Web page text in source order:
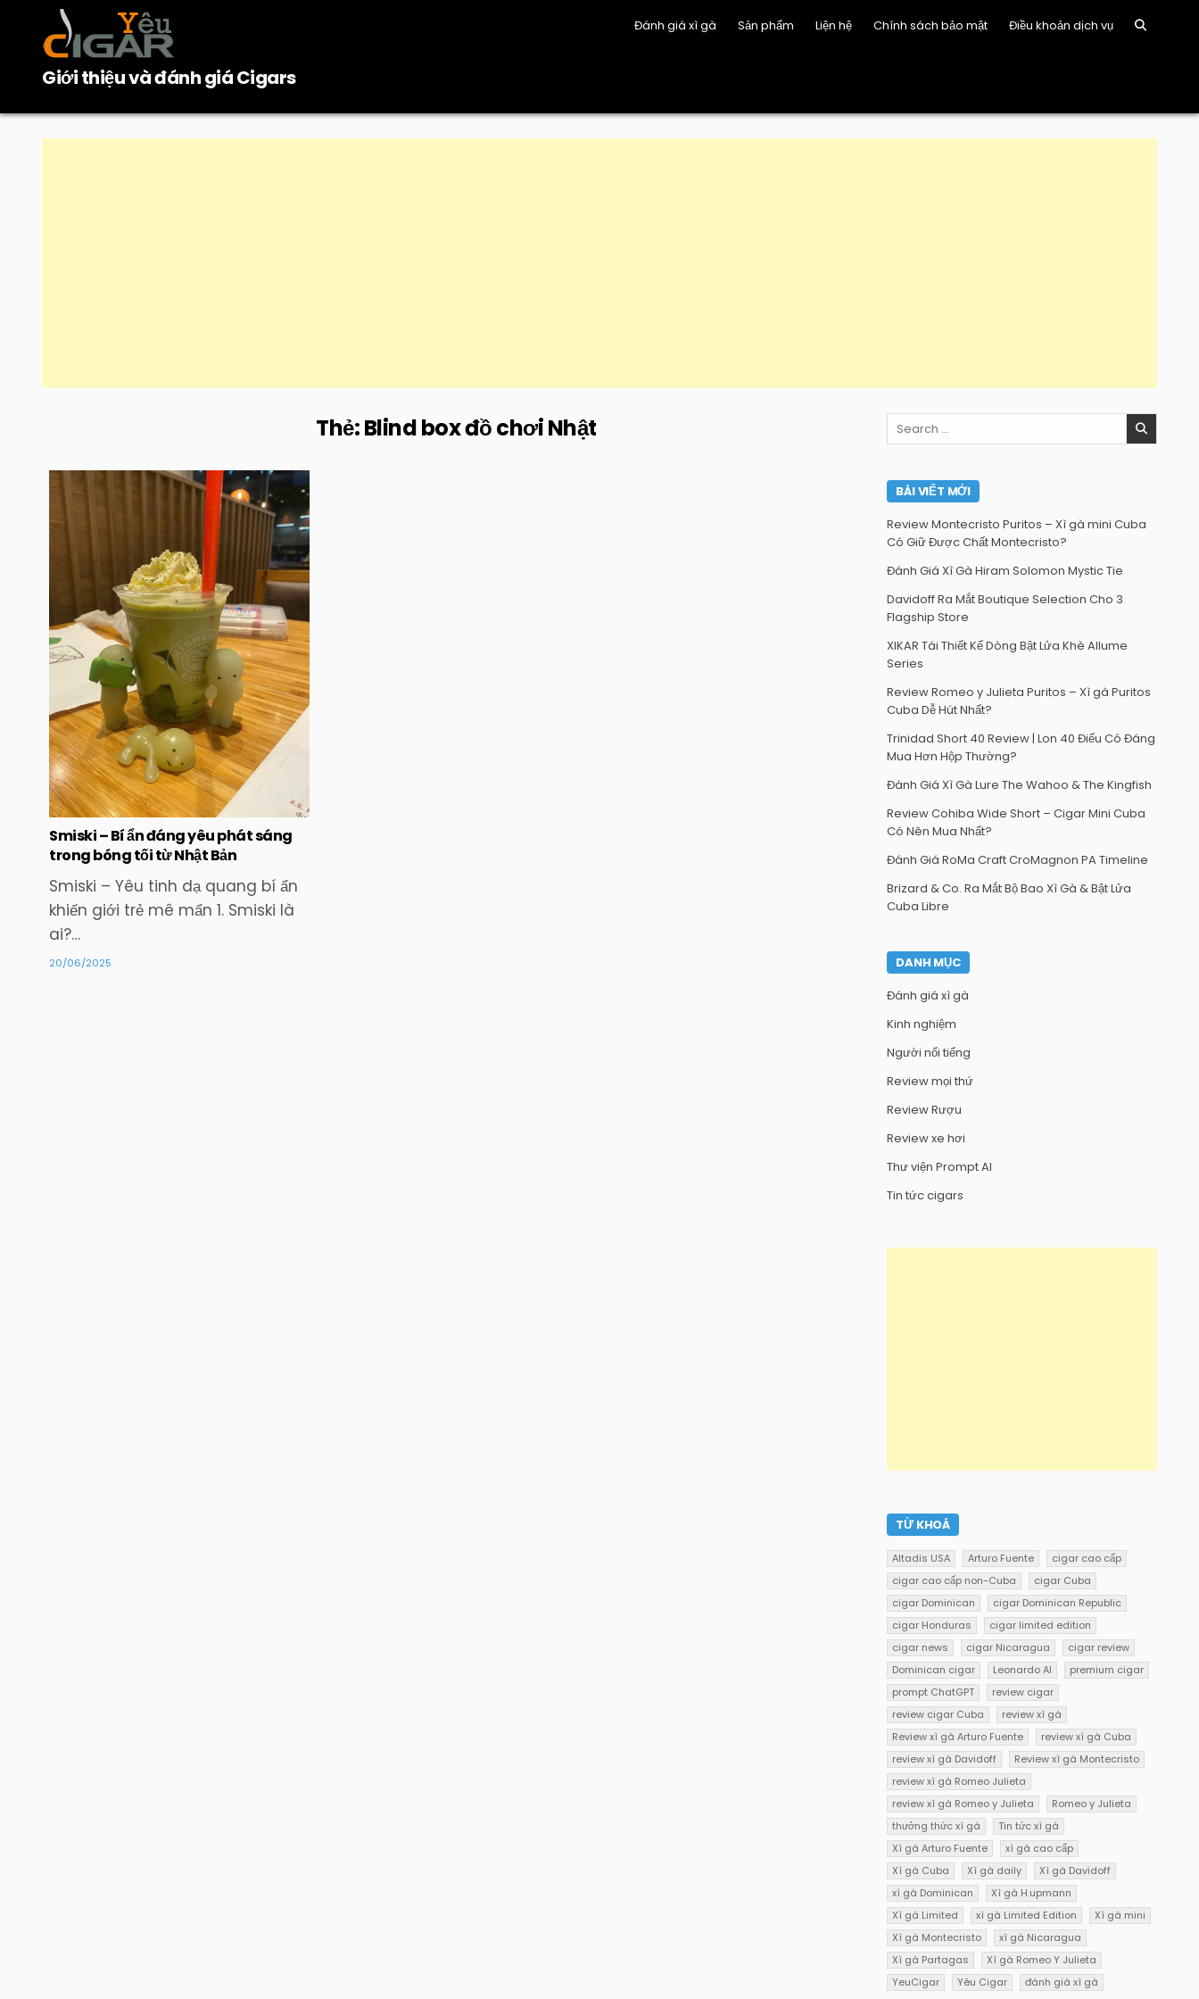
content
Giới thiệu và đánh giá Cigars
Đánh giá xì gà Sản phẩm Liện hệ Chính sách bảo mật Điều khoản dịch vụ
Thẻ:Blind box đồ chơi Nhật
Smiski – Bí ẩn đáng yêu phát sáng
trong bóng tối từ Nhật Bản
Smiski – Yêu tinh dạ quang bí ẩn
khiến giới trẻ mê mẩn 1. Smiski là
ai?…
20/06/2025
Search
for:
BÀI VIẾT MỚI
Review Montecristo Puritos – Xì gà mini Cuba
Có Giữ Được Chất Montecristo?
Đánh Giá Xì Gà Hiram Solomon Mystic Tie
Davidoff Ra Mắt Boutique Selection Cho 3
Flagship Store
XIKAR Tái Thiết Kế Dòng Bật Lửa Khè Allume
Series
Review Romeo y Julieta Puritos – Xì gà Puritos
Cuba Dễ Hút Nhất?
Trinidad Short 40 Review | Lon 40 Điếu Có Đáng
Mua Hơn Hộp Thường?
Đánh Giá Xì Gà Lure The Wahoo & The Kingfish
Review Cohiba Wide Short – Cigar Mini Cuba
Có Nên Mua Nhất?
Đánh Giá RoMa Craft CroMagnon PA Timeline
Brizard & Co. Ra Mắt Bộ Bao Xì Gà & Bật Lửa
Cuba Libre
DANH MỤC
Đánh giá xì gà
Kinh nghiệm
Người nổi tiếng
Review mọi thứ
Review Rượu
Review xe hơi
Thư viện Prompt AI
Tin tức cigars
TỪ KHOÁ
Altadis USA Arturo Fuente
cigar cao cấp
cigar cao cấp non-Cuba
cigar Cuba
cigar Dominican
cigar Dominican Republic
cigar Honduras
cigar limited edition
cigar news
cigar Nicaragua
cigar review
Dominican cigar
Leonardo AI
premium cigar
prompt ChatGPT
review cigar
review cigar Cuba
review xì gà
Review xì gà Arturo Fuente
review xì gà Cuba
review xì gà Davidoff
Review xì gà Montecristo
review xì gà Romeo Julieta
review xì gà Romeo y Julieta
Romeo y Julieta
thưởng thức xì gà
Tin tức xì gà
Xì gà Arturo Fuente
xì gà cao cấp
Xì gà Cuba
Xì gà daily
Xì gà Davidoff
xì gà Dominican
Xì gà H.upmann
Xì gà Limited
xì gà Limited Edition
Xì gà mini
Xì gà Montecristo
xì gà Nicaragua
Xì gà Partagas
Xì gà Romeo Y Julieta
YeuCigar
Yêu Cigar đánh giá xì gà